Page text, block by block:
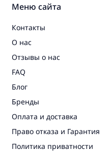
Меню сайта
Контакты
О нас
Отзывы о нас
FAQ
Блог
Бренды
Оплата и доставка
Право отказа и Гарантия
Политика приватности